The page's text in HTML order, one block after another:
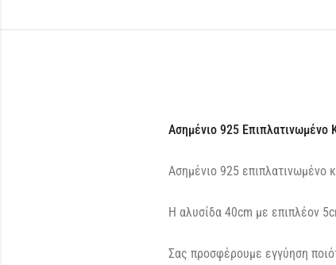
Ασημένιο 925 Επιπλατινωμένο
Ασημένιο 925 επιπλατινωμένο
Η αλυσίδα 40cm με επιπλέον
Σας προσφέρουμε εγγύηση